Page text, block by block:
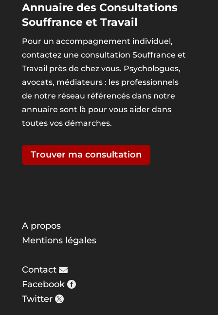
Annuaire des Consultations
Souffrance et Travail
Pour un accompagnement individuel,
contactez une consultation Souffrance et
Travail près de chez vous. Psychologues,
avocats, médiateurs : les professionnels
de notre réseau référencés dans notre
annuaire sont là pour vous aider dans
toutes vos démarches.
Trouver ma consultation
A propos
Mentions légales
Contact
Facebook
Twitter